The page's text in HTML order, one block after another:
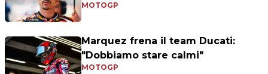
MOTOGP
Marquez frena il team Ducati:
"Dobbiamo stare calmi"
MOTOGP